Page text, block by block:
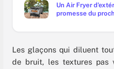
Un Air Fryer
promesse du
Les glaçons qui diluent
de bruit, les textures pas